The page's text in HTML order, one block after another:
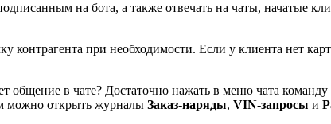
на бота, а также отвечать на чаты, начатые
контрагента при необходимости. Если у клиента нет
общение в чате? Достаточно нажать в меню чата команду
можно открыть журналы Заказ-наряды, VIN-запросы и